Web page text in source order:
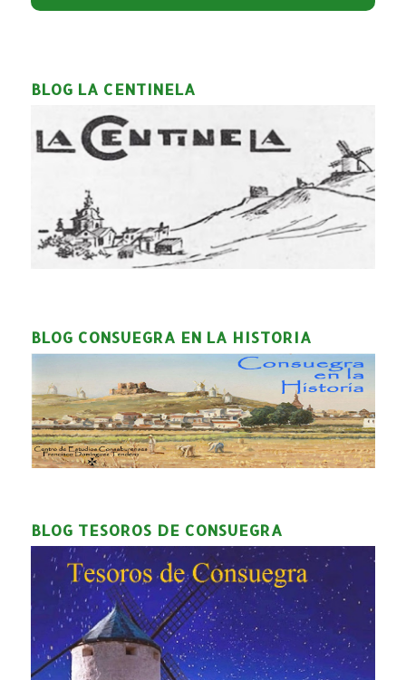
BLOG LA CENTINELA
BLOG CONSUEGRA EN LA HISTORIA
BLOG TESOROS DE CONSUEGRA